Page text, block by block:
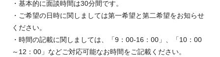
・基本的に面談時間は30分間です。
・ご希望の日時に関しましては第一希望と第二希望をお知らせ
ください。
・時間の記載に関しましては、「9：00-16：00」、「10：00
～12：00」などご対応可能なお時間をご記載ください。